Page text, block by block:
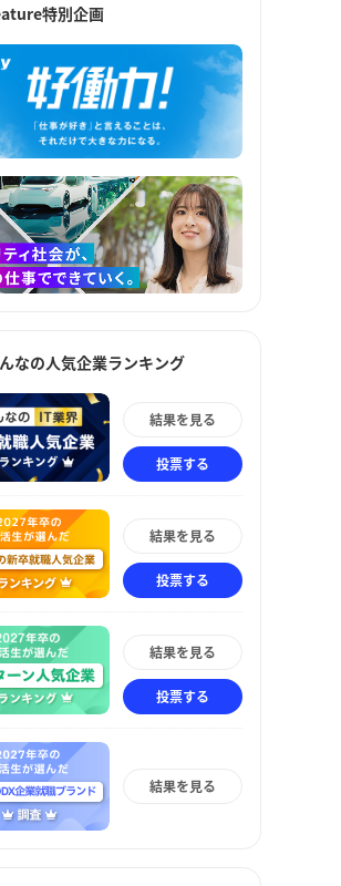
特別企画
なの人気企業ランキング
結果を見る
投票する
結果を見る
投票する
結果を見る
投票する
結果を見る